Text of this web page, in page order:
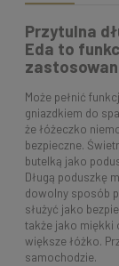
Przytulna
Eda to
Może pełnić
gniazdkiem do
że łóżeczko
bezpieczne.
butelką jako
Długą poduszkę
dowolny sposób
służyć jako
także jako miękki
większe łóżko.
samochodzie.